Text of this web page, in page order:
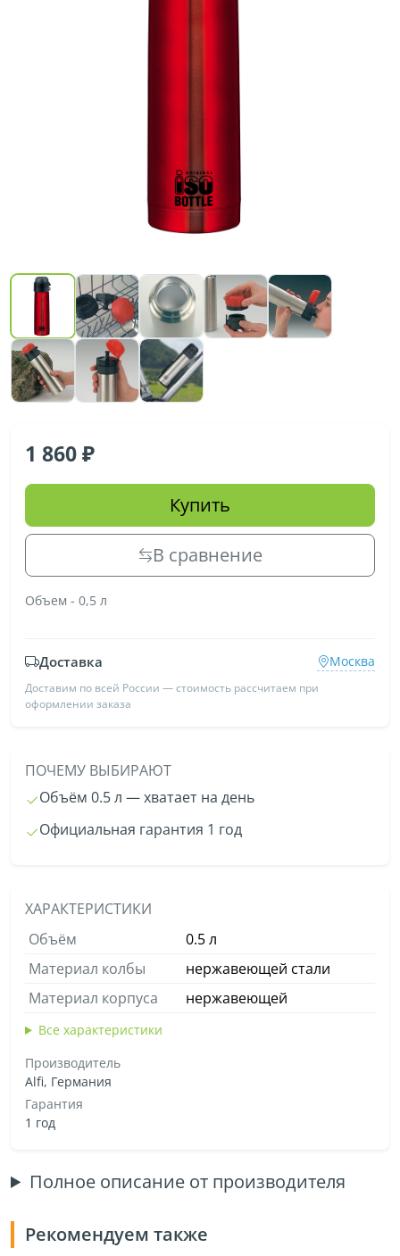
1 860
Купить
В сравнение
Объем - 0,5 л
Доставка Москва
Доставим по всей России — стоимость рассчитаем при
оформлении заказа
ПОЧЕМУ ВЫБИРАЮТ
Объём 0.5 л — хватает на день
Официальная гарантия 1 год
ХАРАКТЕРИСТИКИ
Объём
0.5 л
Материал колбы
нержавеющей стали
Материал корпуса
нержавеющей
Все характеристики
Производитель
Alfi, Германия
Гарантия
1 год
Полное описание от производителя
Рекомендуем также